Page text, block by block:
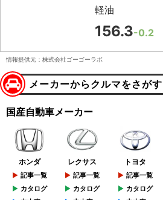
軽油
156.3-0.2
情報提供元：株式会社ゴーゴーラボ
メーカーからクルマをさがす
国産自動車メーカー
ホンダ
記事一覧
カタログ
レクサス
記事一覧
カタログ
トヨタ
記事一覧
カタログ